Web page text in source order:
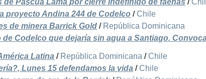
Pascua Lama por cierre indefinido de faenas /
proyecto Andina 244 de Codelco / Chile
de minera Barrick Gold / República Dominicana
Codelco que dejaría sin agua a Santiago.
Latina / República Dominicana / Chile
Lunes 15 defendamos la vida / Chile